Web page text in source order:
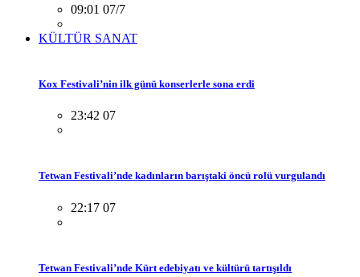
09:01 07/7
KÜLTÜR SANAT
Kox Festivali’nin ilk günü konserlerle sona erdi
23:42 07
Tetwan Festivali’nde kadınların barıştaki öncü rolü vurgulandı
22:17 07
Tetwan Festivali’nde Kürt edebiyatı ve kültürü tartışıldı